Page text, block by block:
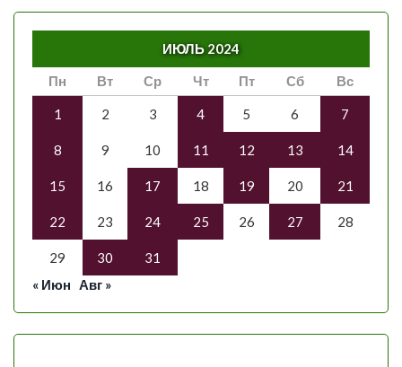
ИЮЛЬ 2024
Пн
Вт Ср Чт Пт Сб Вс
1 2 3 4 5 6 7
8 9 10 11 12 13 14
15 16 17 18 19 20 21
22 23 24 25 26 27 28
29 30
31
« Июн Авг »